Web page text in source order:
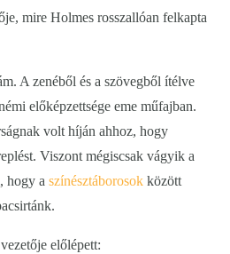
mire Holmes rosszallóan felkapta
A zenéből és a szövegből ítélve
előképzettsége eme műfajban.
volt híján ahhoz, hogy
Viszont mégiscsak vágyik a
hogy a színésztáborosok között
előlépett: